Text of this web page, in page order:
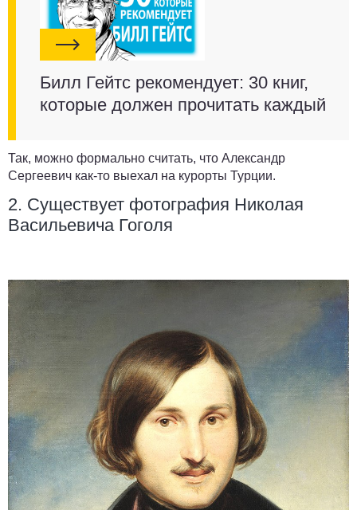
Билл Гейтс рекомендует: 30 книг,
которые должен прочитать каждый
Так, можно формально считать, что Александр
Сергеевич как-то выехал на курорты Турции.
2. Существует фотография Николая
Васильевича Гоголя